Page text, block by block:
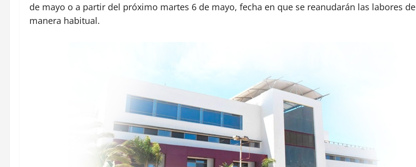
de mayo o a partir del próximo martes 6 de mayo, fecha en que se reanudarán las labores de
manera habitual.